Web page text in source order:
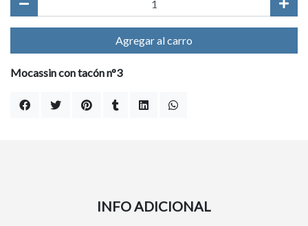
Agregar al carro
Mocassin con tacón n°3
INFO ADICIONAL